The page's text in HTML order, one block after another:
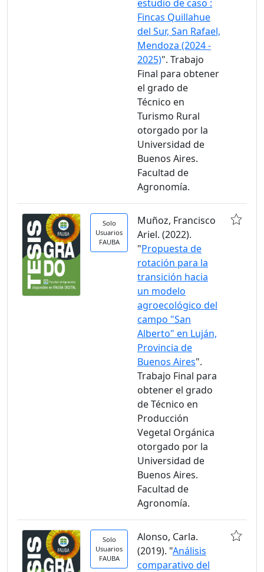
estudio de caso :
Fincas Quillahue
del Sur, San Rafael,
Mendoza (2024 -
2025)". Trabajo
Final para obtener
el grado de
Técnico en
Turismo Rural
otorgado por la
Universidad de
Buenos Aires.
Facultad de
Agronomía.
Solo
Usuarios
FAUBA
Muñoz, Francisco
Ariel. (2022).
"Propuesta de
rotación para la
transición hacia
un modelo
agroecológico del
campo "San
Alberto" en Luján,
Provincia de
Buenos Aires".
Trabajo Final para
obtener el grado
de Técnico en
Producción
Vegetal Orgánica
otorgado por la
Universidad de
Buenos Aires.
Facultad de
Agronomía.
Solo
Usuarios
FAUBA
Alonso, Carla.
(2019). "Análisis
comparativo del